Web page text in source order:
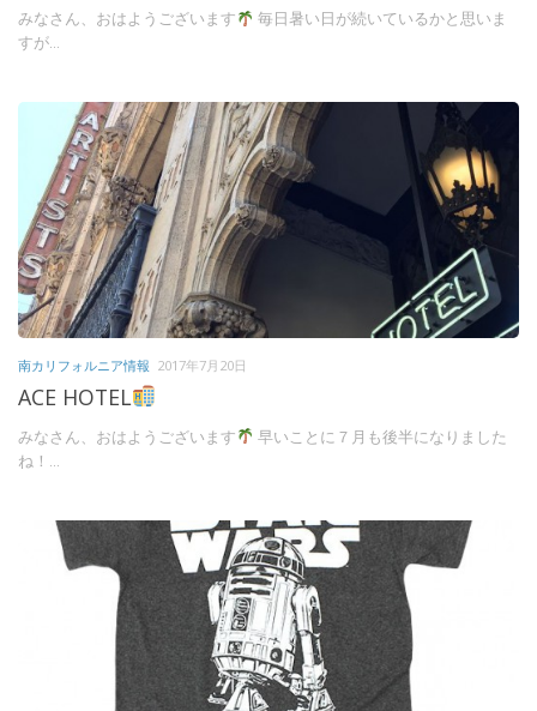
みなさん、おはようございます
毎日暑い日が続いているかと思いま
すが...
南カリフォルニア情報 2017年7月20日
ACE HOTEL
みなさん、おはようございます
早いことに７月も後半になりました
ね！...